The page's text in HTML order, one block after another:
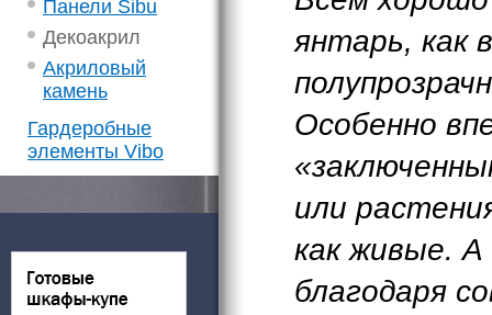
Панели Sibu
Декоакрил
Акриловый
камень
Гардеробные
элементы Vibo
янтарь, как
Особенно
или
как живые.
благодаря